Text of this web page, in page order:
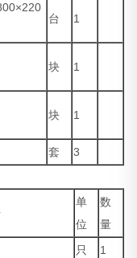
台 1
块 1
块 1
套
3
单
位
数
量
只
1